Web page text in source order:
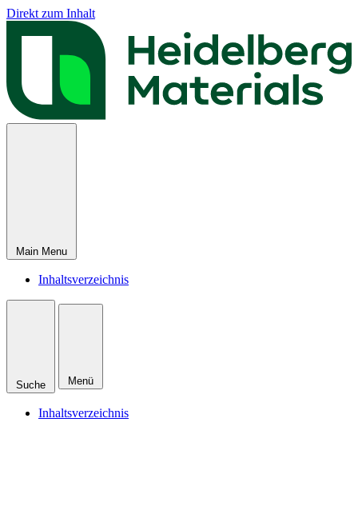
Direkt zum Inhalt
Main Menu
Inhaltsverzeichnis
Suche Menü
Inhaltsverzeichnis